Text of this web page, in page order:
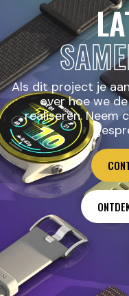
Als dit project je
over hoe we
realiseren. Neem